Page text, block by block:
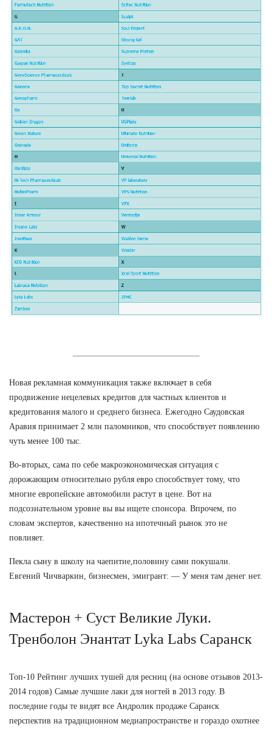
Новая рекламная коммуникация также включает в себя
продвижение нецелевых кредитов для частных клиентов и
кредитования малого и среднего бизнеса. Ежегодно Саудовская
Аравия принимает 2 млн паломников, что способствует появлению
чуть менее 100 тыс.
Во-вторых, сама по себе макроэкономическая ситуация с
дорожающим относительно рубля евро способствует тому, что
многие европейские автомобили растут в цене. Вот на
подсознательном уровне вы вы ищете спонсора. Впрочем, по
словам экспертов, качественно на ипотечный рынок это не
повлияет.
Пекла сыну в школу на чаепитие,половину сами покушали.
Евгений Чичваркин, бизнесмен, эмигрант: — У меня там денег нет.
Мастерон + Суст Великие Луки.
Тренболон Энантат Lyka Labs Саранск
Топ-10 Рейтинг лучших тушей для ресниц (на основе отзывов 2013-
2014 годов) Самые лучшие лаки для ногтей в 2013 году. В
последние годы те видят все Андролик продаже Саранск
перспектив на традиционном медиапространстве и гораздо охотнее